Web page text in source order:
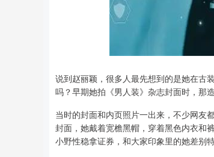
说到赵丽颖，很多人最先想到的是她在古
吗？早期她拍《男人装》杂志封面时，那
当时的封面和内页照片一出来，不少网友
封面，她戴着宽檐黑帽，穿着黑色内衣和
小野性稳拿证券，和大家印象里的她差别特
上证指数 3900.35